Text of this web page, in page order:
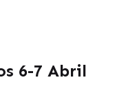
6-7 Abril